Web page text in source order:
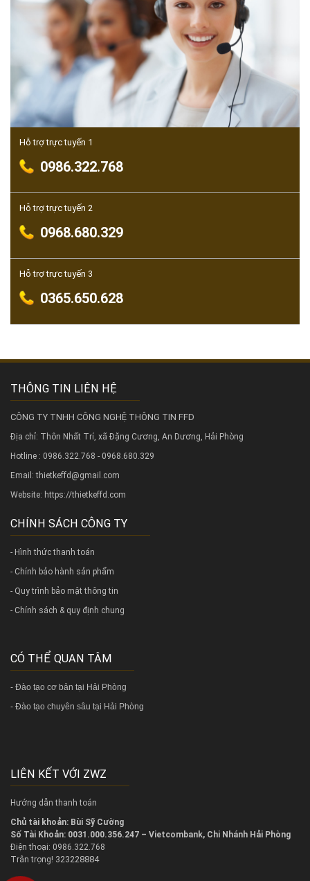
Hỗ trợ trực tuyến 1
0986.322.768
Hỗ trợ trực tuyến 2
0968.680.329
Hỗ trợ trực tuyến 3
0365.650.628
THÔNG TIN LIÊN HỆ
CÔNG TY TNHH CÔNG NGHỆ THÔNG TIN FFD
Địa chỉ: Thôn Nhất Trí, xã Đặng Cương, An Dương, Hải Phòng
Hotline : 0986.322.768 - 0968.680.329
Email: thietkeffd@gmail.com
Website: https://thietkeffd.com
CHÍNH SÁCH CÔNG TY
- Hình thức thanh toán
- Chính bảo hành sản phẩm
- Quy trình bảo mật thông tin
- Chính sách & quy định chung
CÓ THỂ QUAN TÂM
- Đào tạo cơ bản tại Hải Phòng
- Đào tạo chuyên sâu tại Hải Phòng
LIÊN KẾT VỚI ZWZ
Hướng dẫn thanh toán
Chủ tài khoản: Bùi Sỹ Cường
Số Tài Khoản: 0031.000.356.247 – Vietcombank, Chi Nhánh Hải Phòng
Điện thoại: 0986.322.768
Trân trọng! 323228884